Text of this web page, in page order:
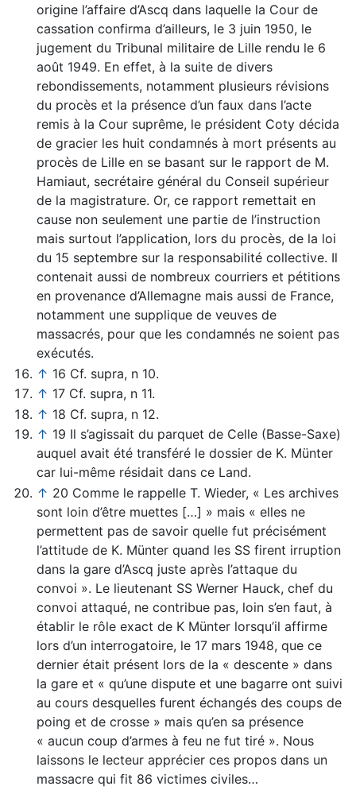
origine l’affaire d’Ascq dans laquelle la Cour de
cassation confirma d’ailleurs, le 3 juin 1950, le
jugement du Tribunal militaire de Lille rendu le 6
août 1949. En effet, à la suite de divers
rebondissements, notamment plusieurs révisions
du procès et la présence d’un faux dans l’acte
remis à la Cour suprême, le président Coty décida
de gracier les huit condamnés à mort présents au
procès de Lille en se basant sur le rapport de M.
Hamiaut, secrétaire général du Conseil supérieur
de la magistrature. Or, ce rapport remettait en
cause non seulement une partie de l’instruction
mais surtout l’application, lors du procès, de la loi
du 15 septembre sur la responsabilité collective. Il
contenait aussi de nombreux courriers et pétitions
en provenance d’Allemagne mais aussi de France,
notamment une supplique de veuves de
massacrés, pour que les condamnés ne soient pas
exécutés.
↑ 16 Cf. supra, n 10.
↑ 17 Cf. supra, n 11.
↑ 18 Cf. supra, n 12.
↑ 19 Il s’agissait du parquet de Celle (Basse-Saxe)
auquel avait été transféré le dossier de K. Münter
car lui-même résidait dans ce Land.
↑ 20 Comme le rappelle T. Wieder, « Les archives
sont loin d’être muettes […] » mais « elles ne
permettent pas de savoir quelle fut précisément
l’attitude de K. Münter quand les SS firent irruption
dans la gare d’Ascq juste après l’attaque du
convoi ». Le lieutenant SS Werner Hauck, chef du
convoi attaqué, ne contribue pas, loin s’en faut, à
établir le rôle exact de K Münter lorsqu’il affirme
lors d’un interrogatoire, le 17 mars 1948, que ce
dernier était présent lors de la « descente » dans
la gare et « qu’une dispute et une bagarre ont suivi
au cours desquelles furent échangés des coups de
poing et de crosse » mais qu’en sa présence
« aucun coup d’armes à feu ne fut tiré ». Nous
laissons le lecteur apprécier ces propos dans un
massacre qui fit 86 victimes civiles…